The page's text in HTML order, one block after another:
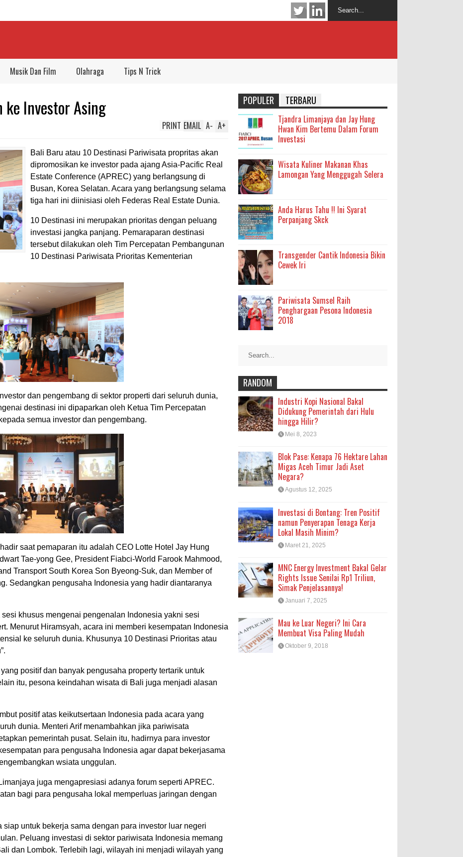
Musik Dan Film Olahraga Tips N Trick
ke Investor Asing
A+
A-
EMAIL
PRINT
Bali Baru atau 10 Destinasi Pariwisata propritas akan
dipromosikan ke investor pada ajang Asia-Pacific Real
Estate Conference (APREC) yang berlangsung di
Busan, Korea Selatan. Acara yang berlangsung selama
tiga hari ini diinisiasi oleh Federas Real Estate Dunia.
10 Destinasi ini merupakan prioritas dengan peluang
investasi jangka panjang. Pemaraparan destinasi
tersebut dilakukan oleh Tim Percepatan Pembangunan
10 Destinasi Pariwisata Prioritas Kementerian
dan pengembang di sektor properti dari seluruh dunia,
destinasi ini dipaparkan oleh Ketua Tim Percepatan
semua investor dan pengembang.
saat pemaparan itu adalah CEO Lotte Hotel Jay Hung
Tae-yong Gee, President Fiabci-World Farook Mahmood,
Transport South Korea Son Byeong-Suk, dan Member of
Sedangkan pengusaha Indonesia yang hadir diantaranya
khusus mengenai pengenalan Indonesia yakni sesi
Menurut Hiramsyah, acara ini memberi kesempatan Indonesia
ke seluruh dunia. Khusunya 10 Destinasi Prioritas atau
positif dan banyak pengusaha property tertarik untuk
itu, pesona keindahan wisata di Bali juga menjadi alasan
positif atas keikutsertaan Indonesia pada acara yang
dunia. Menteri Arif menambahkan jika pariwisata
pemerintah pusat. Selain itu, hadirnya para investor
para pengusaha Indonesia agar dapat bekerjasama
wsiata unggulan.
juga mengapresiasi adanya forum seperti APREC.
bagi para pengusaha lokal memperluas jaringan dengan
untuk bekerja sama dengan para investor luar negeri
Peluang investasi di sektor pariwisata Indonesia memang
dan Lombok. Terlebih lagi, wilayah ini menjadi wilayah yang
POPULER TERBARU
Tjandra Limanjaya dan Jay Hung
Hwan Kim Bertemu Dalam Forum
Investasi
Wisata Kuliner Makanan Khas
Lamongan Yang Menggugah Selera
Anda Harus Tahu !! Ini Syarat
Perpanjang Skck
Transgender Cantik Indonesia Bikin
Cewek Iri
Pariwisata Sumsel Raih
Penghargaan Pesona Indonesia
2018
RANDOM
Industri Kopi Nasional Bakal
Didukung Pemerintah dari Hulu
hingga Hilir?
Mei 8, 2023
Blok Pase: Kenapa 76 Hektare Lahan
Migas Aceh Timur Jadi Aset
Negara?
Agustus 12, 2025
Investasi di Bontang: Tren Positif
namun Penyerapan Tenaga Kerja
Lokal Masih Minim?
Maret 21, 2025
MNC Energy Investment Bakal Gelar
Rights Issue Senilai Rp1 Triliun,
Simak Penjelasannya!
Januari 7, 2025
Mau ke Luar Negeri? Ini Cara
Membuat Visa Paling Mudah
Oktober 9, 2018